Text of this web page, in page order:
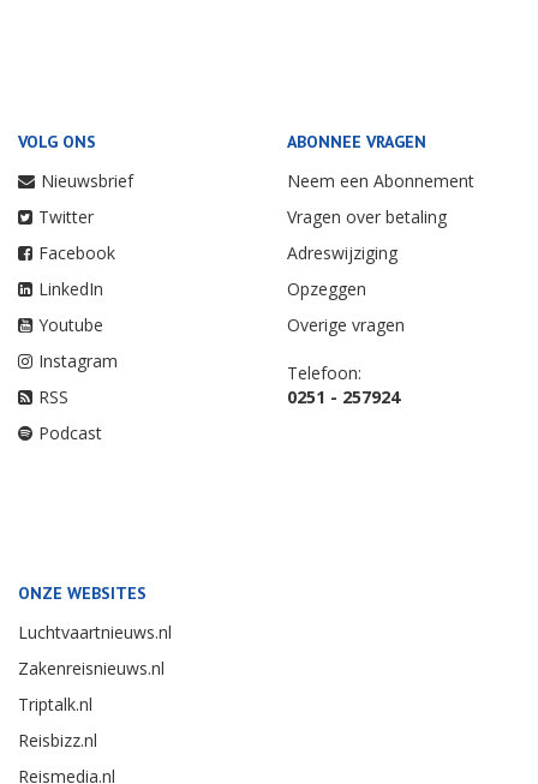
VOLG ONS
Nieuwsbrief
Twitter
Facebook
LinkedIn
Youtube
Instagram
RSS
Podcast
ABONNEE VRAGEN
Neem een Abonnement
Vragen over betaling
Adreswijziging
Opzeggen
Overige vragen
Telefoon:
0251 - 257924
ONZE WEBSITES
Luchtvaartnieuws.nl
Zakenreisnieuws.nl
Triptalk.nl
Reisbizz.nl
Reismedia.nl